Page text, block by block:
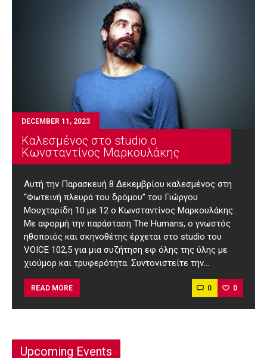
DECEMBER 11, 2023
Καλεσμένος στο studio ο
Κωνσταντίνος Μαρκουλάκης
Αυτή την Παρασκευή 8 Δεκεμβρίου καλεσμένος στη
“Φωτεινή πλευρά του δρόμου” του Γιώργου
Μουχταρίδη 10 με 12 ο Κωνσταντίνος Μαρκουλάκης.
Με αφορμή την παράσταση Τhe Humans, o γνωστός
ηθοποιός και σκηνοθέτης έρχεται στο studio του
VOICE 102,5 για μια συζήτηση εφ όλης της ύλης με
χιούμορ και τρυφερότητα. Συντονιστείτε την…
READ MORE 0 0
Upcoming Events